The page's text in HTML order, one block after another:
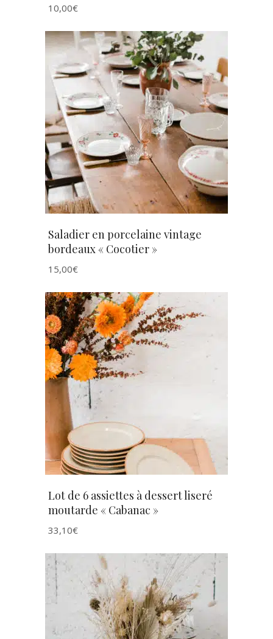
10,00€
AJOUTER AU PANIER
Saladier en porcelaine vintage
bordeaux « Cocotier »
15,00€
AJOUTER AU PANIER
Lot de 6 assiettes à dessert liseré
moutarde « Cabanac »
33,10€